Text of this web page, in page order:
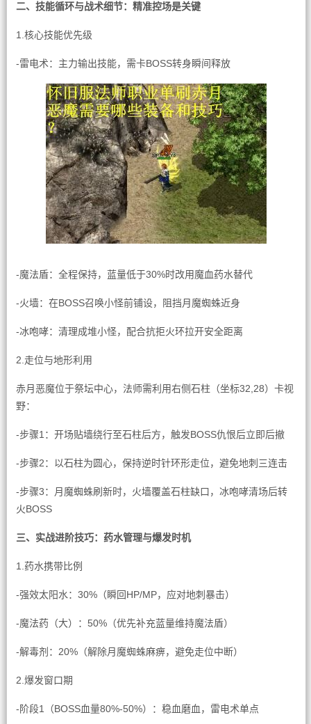
二、技能循环与战术细节：精准控场是关键
1.核心技能优先级
-雷电术：主力输出技能，需卡BOSS转身瞬间释放
-魔法盾：全程保持，蓝量低于30%时改用魔血药水替代
-火墙：在BOSS召唤小怪前铺设，阻挡月魔蜘蛛近身
-冰咆哮：清理成堆小怪，配合抗拒火环拉开安全距离
2.走位与地形利用
赤月恶魔位于祭坛中心，法师需利用右侧石柱（坐标32,28）卡视
野：
-步骤1：开场贴墙绕行至石柱后方，触发BOSS仇恨后立即后撤
-步骤2：以石柱为圆心，保持逆时针环形走位，避免地刺三连击
-步骤3：月魔蜘蛛刷新时，火墙覆盖石柱缺口，冰咆哮清场后转
火BOSS
三、实战进阶技巧：药水管理与爆发时机
1.药水携带比例
-强效太阳水：30%（瞬回HP/MP，应对地刺暴击）
-魔法药（大）：50%（优先补充蓝量维持魔法盾）
-解毒剂：20%（解除月魔蜘蛛麻痹，避免走位中断）
2.爆发窗口期
-阶段1（BOSS血量80%-50%）：稳血磨血，雷电术单点